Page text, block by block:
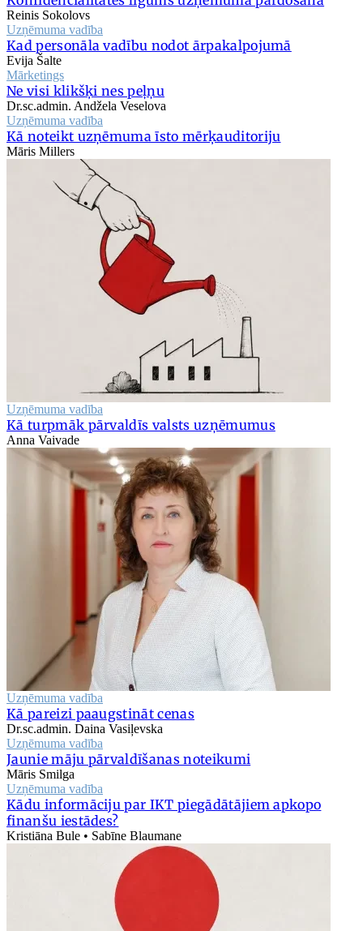
Reinis Sokolovs
Uzņēmuma vadība
Kad personāla vadību nodot ārpakalpojumā
Evija Šalte
Mārketings
Ne visi klikšķi nes peļņu
Dr.sc.admin. Andžela Veselova
Uzņēmuma vadība
Kā noteikt uzņēmuma īsto mērķauditoriju
Māris Millers
Uzņēmuma vadība
Kā turpmāk pārvaldīs valsts uzņēmumus
Anna Vaivade
Uzņēmuma vadība
Kā pareizi paaugstināt cenas
Dr.sc.admin. Daina Vasiļevska
Uzņēmuma vadība
Jaunie māju pārvaldīšanas noteikumi
Māris Smilga
Uzņēmuma vadība
Kādu informāciju par IKT piegādātājiem apkopo
finanšu iestādes?
Kristiāna Bule • Sabīne Blaumane